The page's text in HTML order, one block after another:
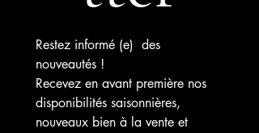
Restez informé (e)  des
nouveautés !
Recevez en avant première nos
disponibilités saisonnières,
nouveaux bien à la vente et